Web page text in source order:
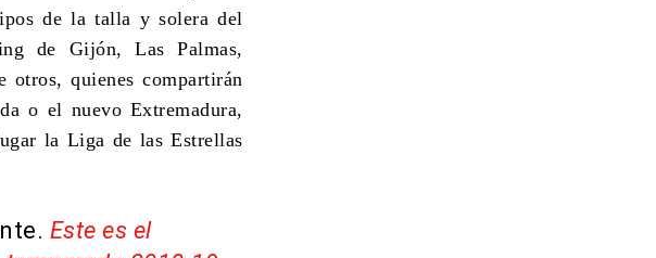
de la talla y solera del
de Gijón, Las Palmas,
otros, quienes compartirán
o el nuevo Extremadura,
la Liga de las Estrellas
Este es el